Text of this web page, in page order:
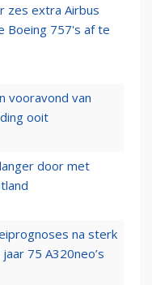
zes extra Airbus
Boeing 757's af te
vooravond van
ooit
door met
na sterk
75 A320neo’s